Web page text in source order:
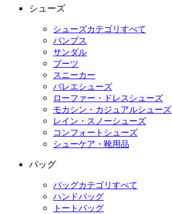
シューズ
シューズカテゴリすべて
パンプス
サンダル
ブーツ
スニーカー
バレエシューズ
ローファー・ドレスシューズ
モカシン・カジュアルシューズ
レイン・スノーシューズ
コンフォートシューズ
シューケア・靴用品
バッグ
バッグカテゴリすべて
ハンドバッグ
トートバッグ